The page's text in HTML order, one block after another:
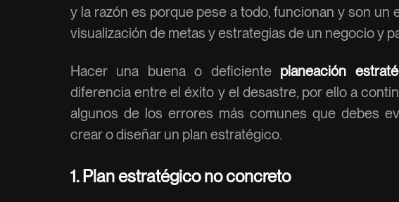
y la razón es porque pese a todo, funcionan y son un
visualización de metas y estrategias de un negocio y
Hacer una buena o deficiente planeación
diferencia entre el éxito y el desastre, por ello a
algunos de los errores más comunes que debes
crear o diseñar un plan estratégico.
1. Plan estratégico no concreto